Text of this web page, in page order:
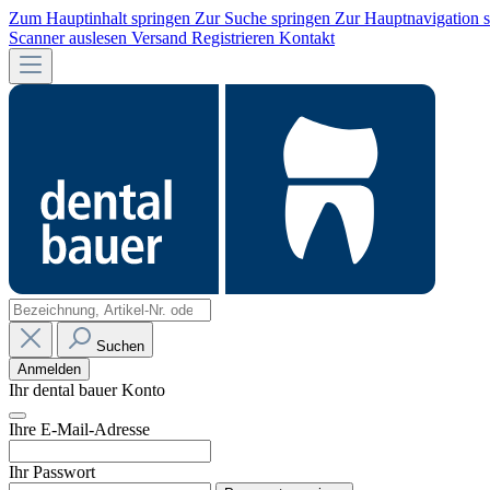
Zum Hauptinhalt springen Zur Suche springen Zur Hauptnavigation
Scanner auslesen Versand Registrieren Kontakt
Suchen
Anmelden
Ihr dental bauer Konto
Ihre E-Mail-Adresse
Ihr Passwort